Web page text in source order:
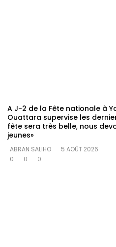
A J-2 de la Fête nationale à
Ouattara supervise les
fête sera très belle, nous
jeunes»
ABRAN SALIHO
5 AOÛT 2026
0
0 0